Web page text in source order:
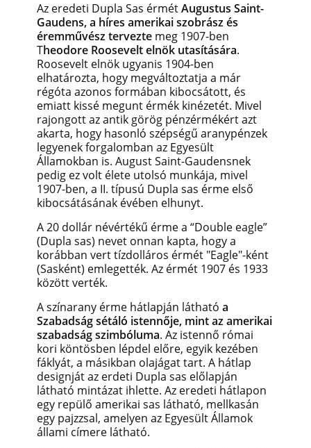
Az eredeti Dupla Sas érmétAugustus Saint-
Gaudens, a híres amerikai szobrász és
éremművész tervezte meg 1907-ben
Theodore Roosevelt elnök utasítására.
Roosevelt elnök ugyanis 1904-ben
elhatározta, hogy megváltoztatja a már
régóta azonos formában kibocsátott, és
emiatt kissé megunt érmék kinézetét. Mivel
rajongott az antik görög pénzérmékért azt
akarta, hogy hasonló szépségű aranypénzek
legyenek forgalomban az Egyesült
Államokban is. August Saint-Gaudensnek
pedig ez volt élete utolsó munkája, mivel
1907-ben, a II. típusú Dupla sas érme első
kibocsátásának évében elhunyt.
A 20 dollár névértékű érme a “Double eagle”
(Dupla sas) nevet onnan kapta, hogy a
korábban vert tízdolláros érmét "Eagle"-ként
(Sasként) emlegették. Az érmét 1907 és 1933
között verték.
A színarany érme hátlapján látható a
Szabadság sétáló istennője, mint az amerikai
szabadság szimbóluma. Az istennő római
kori köntösben lépdel előre, egyik kezében
fáklyát, a másikban olajágat tart. A hátlap
designját az erdeti Dupla sas előlapján
látható mintázat ihlette. Az eredeti hátlapon
egy repülő amerikai sas látható, mellkasán
egy pajzzsal, amelyen az Egyesült Államok
állami címere látható.